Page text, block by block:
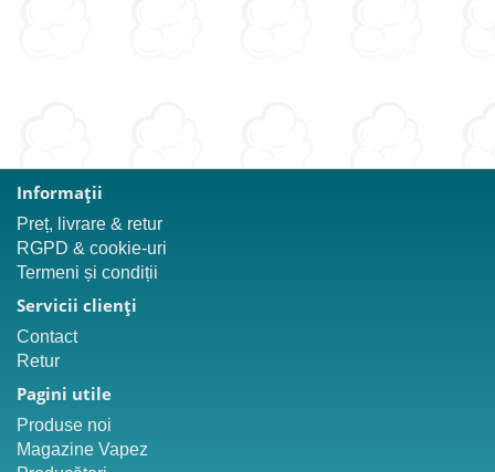
Informaţii
Preț, livrare & retur
RGPD & cookie-uri
Termeni și condiții
Servicii clienţi
Contact
Retur
Pagini utile
Produse noi
Magazine Vapez